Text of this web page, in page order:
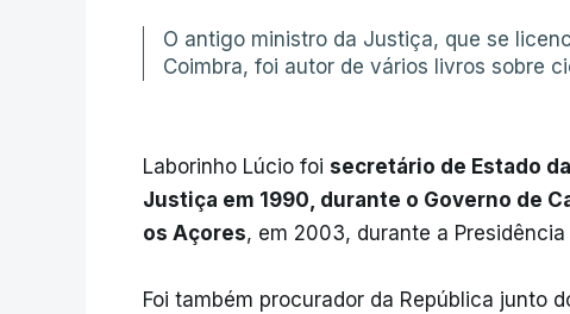
O antigo ministro da Justiça, que se
Coimbra, foi autor de vários livros sobre
Laborinho Lúcio foi secretário de Estado
Justiça em 1990, durante o Governo de
os Açores, em 2003, durante a
Foi também procurador da República junto